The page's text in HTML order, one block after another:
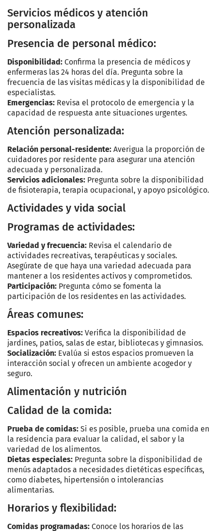
Servicios médicos y atención
personalizada
Presencia de personal médico:
Disponibilidad: Confirma la presencia de médicos y
enfermeras las 24 horas del día. Pregunta sobre la
frecuencia de las visitas médicas y la disponibilidad de
especialistas.
Emergencias: Revisa el protocolo de emergencia y la
capacidad de respuesta ante situaciones urgentes.
Atención personalizada:
Relación personal-residente: Averigua la proporción de
cuidadores por residente para asegurar una atención
adecuada y personalizada.
Servicios adicionales: Pregunta sobre la disponibilidad
de fisioterapia, terapia ocupacional, y apoyo psicológico.
Actividades y vida social
Programas de actividades:
Variedad y frecuencia: Revisa el calendario de
actividades recreativas, terapéuticas y sociales.
Asegúrate de que haya una variedad adecuada para
mantener a los residentes activos y comprometidos.
Participación: Pregunta cómo se fomenta la
participación de los residentes en las actividades.
Áreas comunes:
Espacios recreativos: Verifica la disponibilidad de
jardines, patios, salas de estar, bibliotecas y gimnasios.
Socialización: Evalúa si estos espacios promueven la
interacción social y ofrecen un ambiente acogedor y
seguro.
Alimentación y nutrición
Calidad de la comida:
Prueba de comidas: Si es posible, prueba una comida en
la residencia para evaluar la calidad, el sabor y la
variedad de los alimentos.
Dietas especiales: Pregunta sobre la disponibilidad de
menús adaptados a necesidades dietéticas específicas,
como diabetes, hipertensión o intolerancias
alimentarias.
Horarios y flexibilidad:
Comidas programadas: Conoce los horarios de las